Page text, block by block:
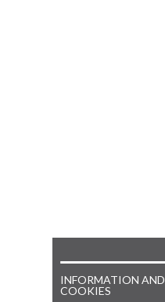
INFORMATION AND
COOKIES